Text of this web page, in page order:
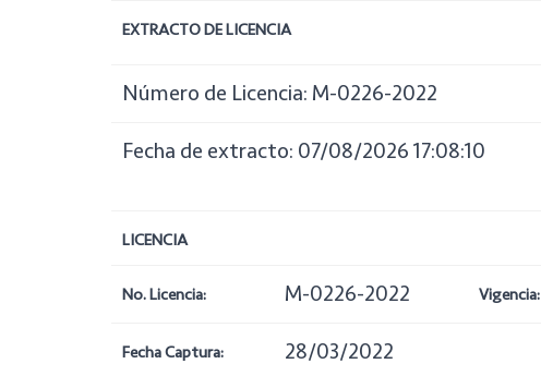
EXTRACTO DE LICENCIA
Número de Licencia: M-0226-2022
Fecha de extracto: 07/08/2026 17:08:10
LICENCIA
No. Licencia: M-0226-2022 Vigencia:
Fecha Captura: 28/03/2022